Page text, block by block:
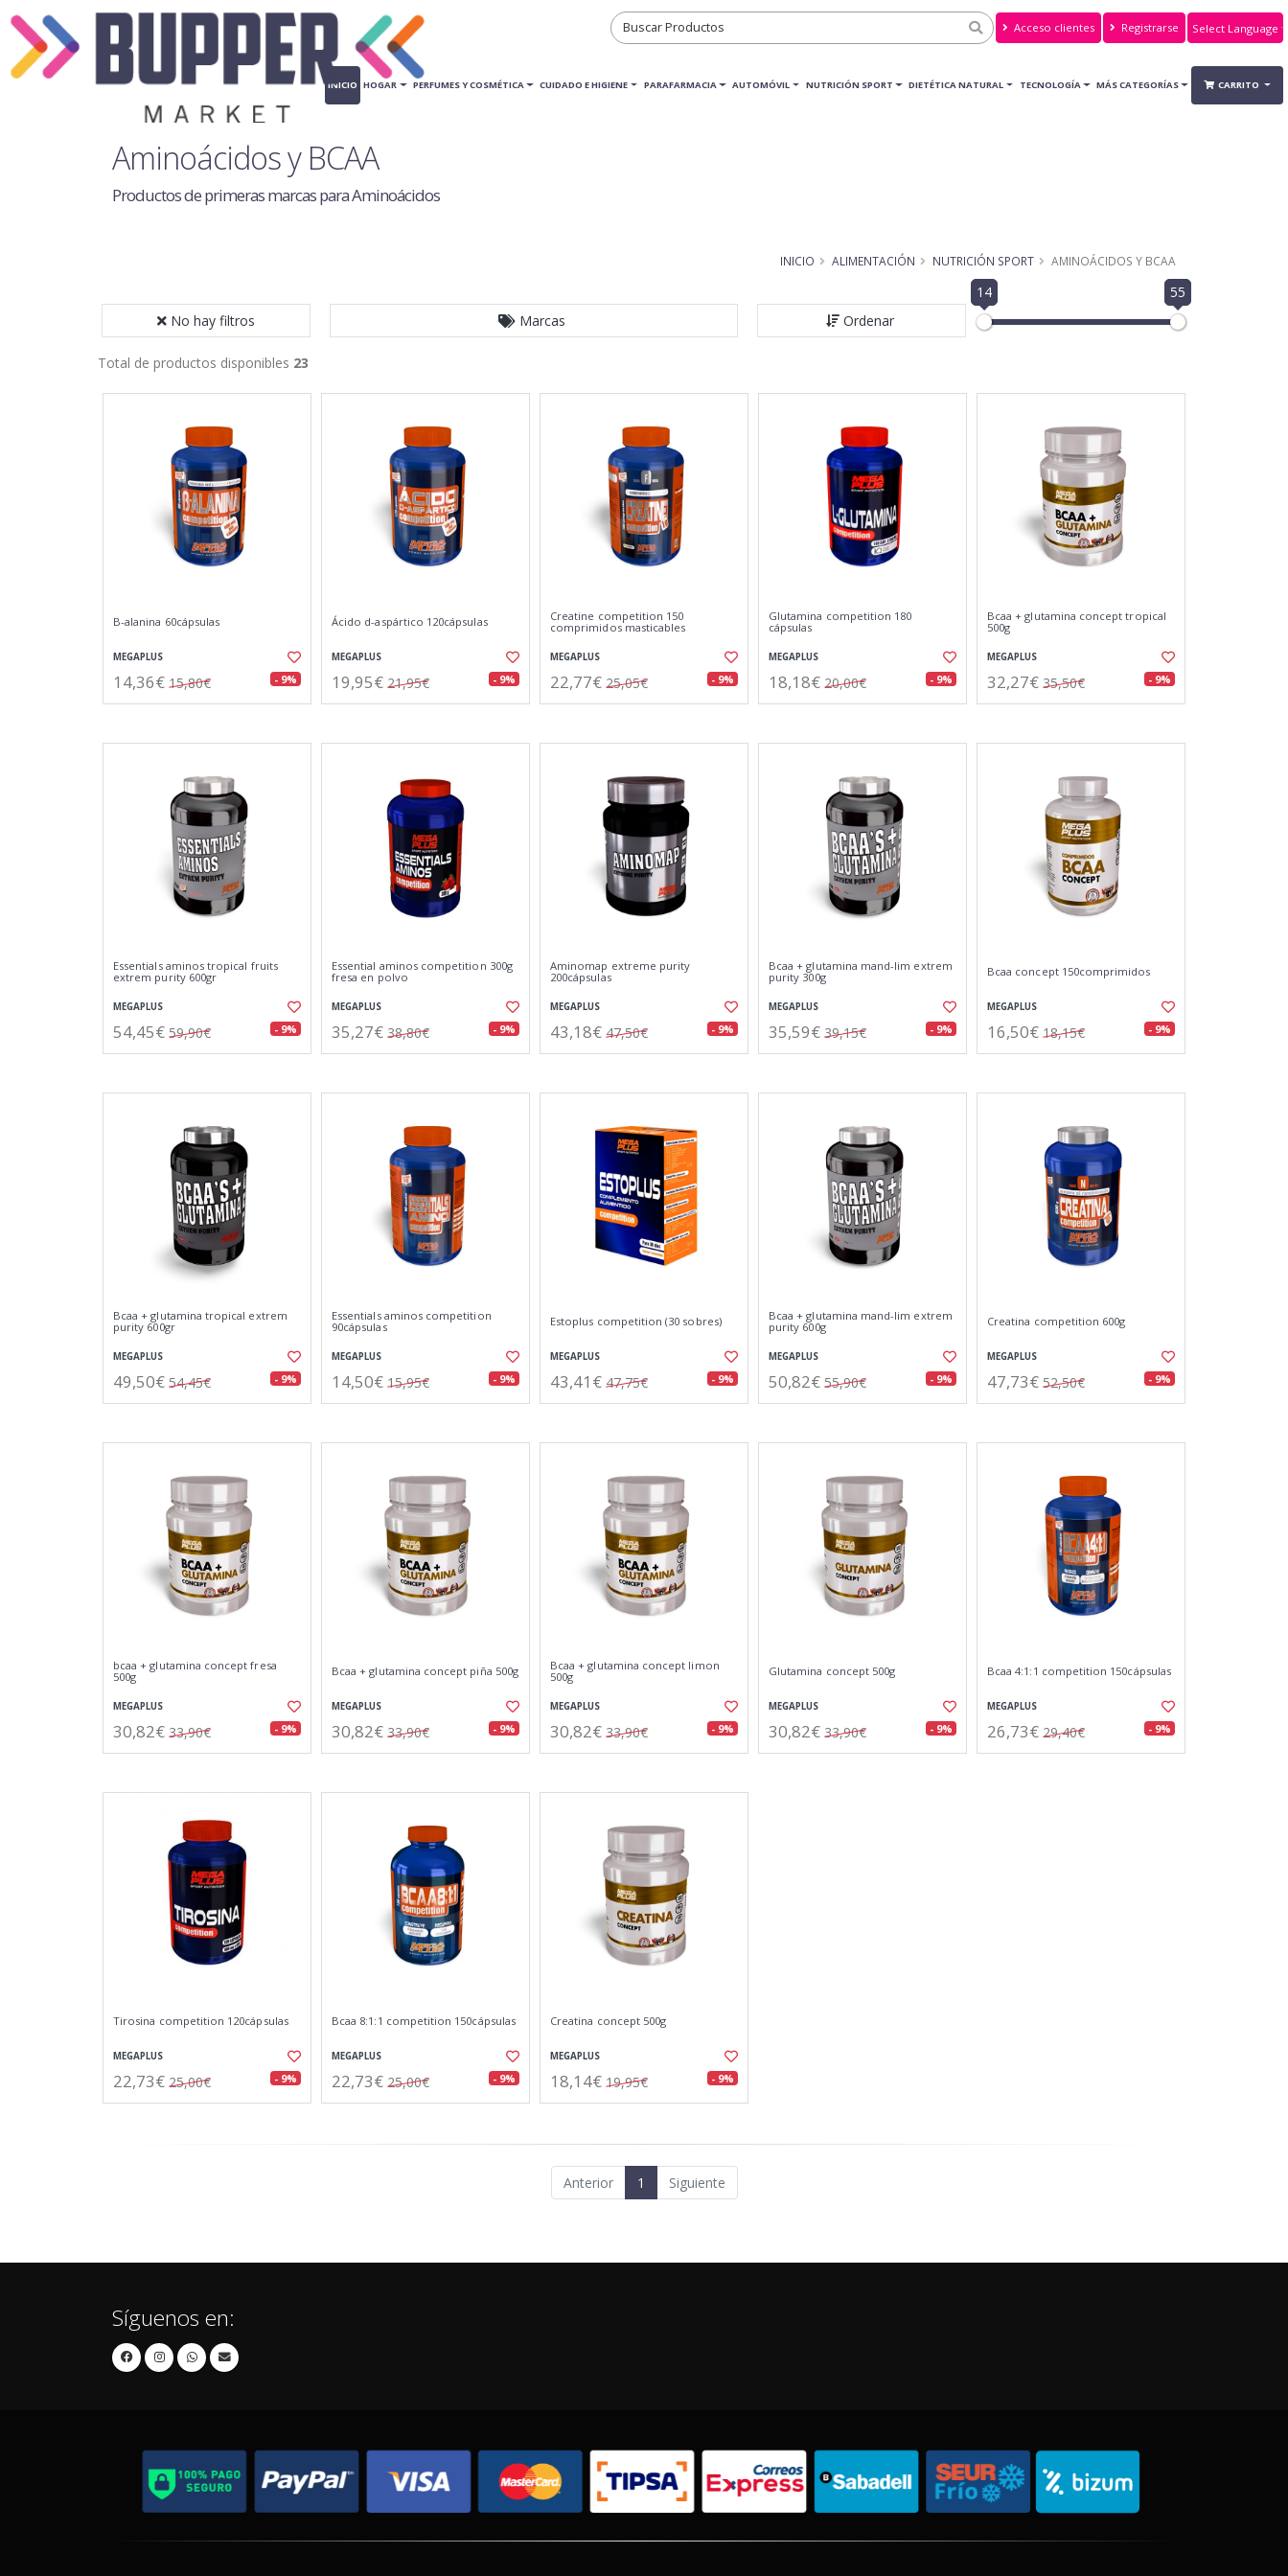
Acceso clientes Registrarse
Translate
INICIO HOGAR PERFUMES Y COSMÉTICA CUIDADO E HIGIENE PARAFARMACIA AUTOMÓVIL NUTRICIÓN SPORT DIETÉTICA NATURAL TECNOLOGÍA MÁS CATEGORÍAS CARRITO
Aminoácidos y BCAA
Productos de primeras marcas para Aminoácidos
INICIO ALIMENTACIÓN NUTRICIÓN SPORT AMINOÁCIDOS Y BCAA
No hay filtros Marcas Ordenar
14 55
Total de productos disponibles 23
B-alanina 60cápsulas
MEGAPLUS
14,36€ 15,80€ - 9%
Ácido d-aspártico 120cápsulas
MEGAPLUS
19,95€ 21,95€ - 9%
Creatine competition 150
comprimidos masticables
MEGAPLUS
22,77€ 25,05€ - 9%
Glutamina competition 180
cápsulas
MEGAPLUS
18,18€ 20,00€ - 9%
Bcaa + glutamina concept tropical
500g
MEGAPLUS
32,27€ 35,50€ - 9%
Essentials aminos tropical fruits
extrem purity 600gr
MEGAPLUS
54,45€ 59,90€ - 9%
Essential aminos competition 300g
fresa en polvo
MEGAPLUS
35,27€ 38,80€ - 9%
Aminomap extreme purity
200cápsulas
MEGAPLUS
43,18€ 47,50€ - 9%
Bcaa + glutamina mand-lim extrem
purity 300g
MEGAPLUS
35,59€ 39,15€ - 9%
Bcaa concept 150comprimidos
MEGAPLUS
16,50€ 18,15€ - 9%
Bcaa + glutamina tropical extrem
purity 600gr
MEGAPLUS
49,50€ 54,45€ - 9%
Essentials aminos competition
90cápsulas
MEGAPLUS
14,50€ 15,95€ - 9%
Estoplus competition (30 sobres)
MEGAPLUS
43,41€ 47,75€ - 9%
Bcaa + glutamina mand-lim extrem
purity 600g
MEGAPLUS
50,82€ 55,90€ - 9%
Creatina competition 600g
MEGAPLUS
47,73€ 52,50€ - 9%
bcaa + glutamina concept fresa
500g
MEGAPLUS
30,82€ 33,90€ - 9%
Bcaa + glutamina concept piña 500g
MEGAPLUS
30,82€ 33,90€ - 9%
Bcaa + glutamina concept limon
500g
MEGAPLUS
30,82€ 33,90€ - 9%
Glutamina concept 500g
MEGAPLUS
30,82€ 33,90€ - 9%
Bcaa 4:1:1 competition 150cápsulas
MEGAPLUS
26,73€ 29,40€ - 9%
Tirosina competition 120cápsulas
MEGAPLUS
22,73€ 25,00€ - 9%
Bcaa 8:1:1 competition 150cápsulas
MEGAPLUS
22,73€ 25,00€ - 9%
Creatina concept 500g
MEGAPLUS
18,14€ 19,95€ - 9%
Anterior 1 Siguiente
Síguenos en: